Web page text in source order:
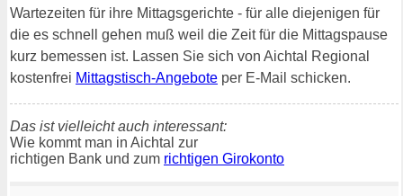
Wartezeiten für ihre Mittagsgerichte - für alle diejenigen für
die es schnell gehen muß weil die Zeit für die Mittagspause
kurz bemessen ist. Lassen Sie sich von Aichtal Regional
kostenfrei Mittagstisch-Angebote per E-Mail schicken.
Das ist vielleicht auch interessant:
Wie kommt man in Aichtal zur
richtigen Bank und zum richtigen Girokonto